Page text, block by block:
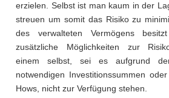
erzielen. Selbst ist man kaum in der
streuen um somit das Risiko zu
des verwalteten Vermögens
zusätzliche Möglichkeiten zur
einem selbst, sei es aufgrund
notwendigen Investitionssummen
Hows, nicht zur Verfügung stehen.